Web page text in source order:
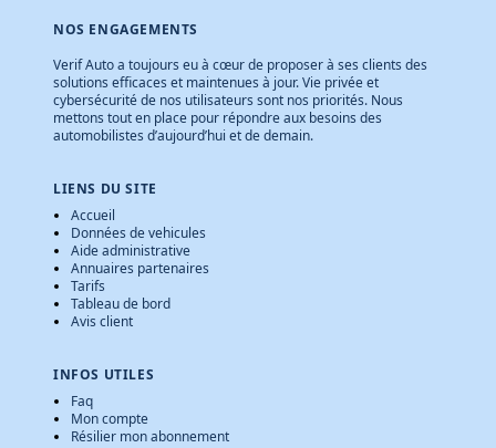
NOS ENGAGEMENTS
Verif Auto a toujours eu à cœur de proposer à ses clients des
solutions efficaces et maintenues à jour. Vie privée et
cybersécurité de nos utilisateurs sont nos priorités. Nous
mettons tout en place pour répondre aux besoins des
automobilistes d’aujourd’hui et de demain.
LIENS DU SITE
Accueil
Données de vehicules
Aide administrative
Annuaires partenaires
Tarifs
Tableau de bord
Avis client
INFOS UTILES
Faq
Mon compte
Résilier mon abonnement